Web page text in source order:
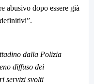
abusivo dopo essere già
dalla Polizia
diffuso dei
servizi svolti